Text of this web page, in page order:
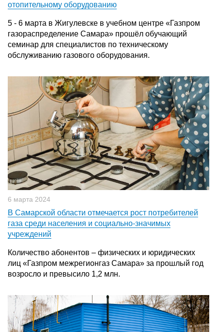
отопительному оборудованию
5 - 6 марта в Жигулевске в учебном центре «Газпром
газораспределение Самара» прошёл обучающий
семинар для специалистов по техническому
обслуживанию газового оборудования.
6 марта 2024
В Самарской области отмечается рост потребителей
газа среди населения и социально-значимых
учреждений
Количество абонентов – физических и юридических
лиц «Газпром межрегионгаз Самара» за прошлый год
возросло и превысило 1,2 млн.